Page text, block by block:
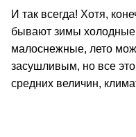
И так всегда! Хотя,
бывают зимы
малоснежные, лето
засушливым, но все
средних величин,